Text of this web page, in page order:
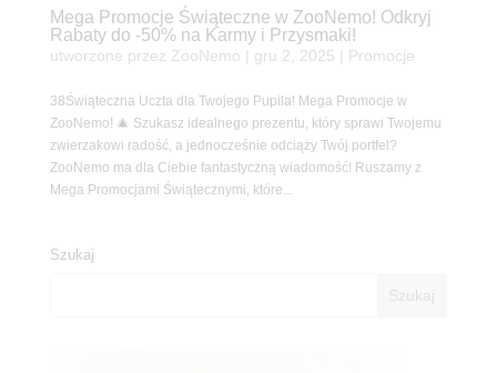
Mega Promocje Świąteczne w ZooNemo! Odkryj
Rabaty do -50% na Karmy i Przysmaki!
utworzone przez ZooNemo gru 2, 2025 Promocje
38Świąteczna Uczta dla Twojego Pupila! Mega Promocje w
ZooNemo! 🎄 Szukasz idealnego prezentu, który sprawi Twojemu
zwierzakowi radość, a jednocześnie odciąży Twój portfel?
ZooNemo ma dla Ciebie fantastyczną wiadomość! Ruszamy z
Mega Promocjami Świątecznymi, które...
Szukaj